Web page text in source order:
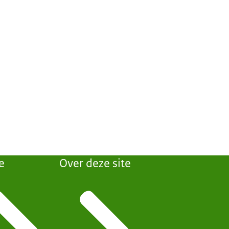
Over deze site